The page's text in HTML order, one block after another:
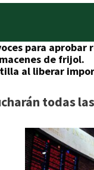
para
de frijol.
al liberar
todas